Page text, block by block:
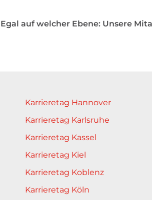
Egal auf welcher Ebene: Unsere
Karrieretag Hannover
Karrieretag Karlsruhe
Karrieretag Kassel
Karrieretag Kiel
Karrieretag Koblenz
Karrieretag Köln